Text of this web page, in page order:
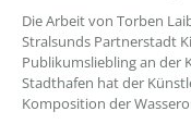
Die Arbeit von Torben
Stralsunds Partnerstadt
Publikumsliebling an der
Stadthafen hat der
Komposition der